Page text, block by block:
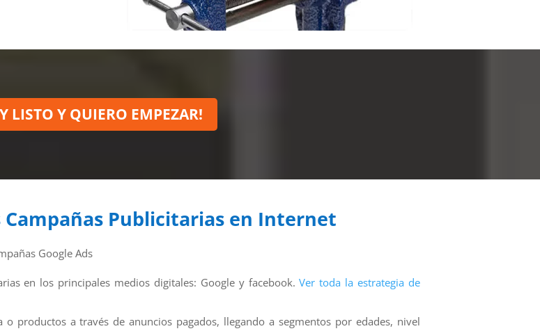
LISTO Y QUIERO EMPEZAR!
Publicitarias en Internet
Google Ads
en los principales medios digitales: Google y facebook.Ver toda la estrategia de
productos a través de anuncios pagados, llegando a segmentos por edades, nivel